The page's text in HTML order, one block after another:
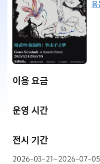
용
이용 요금
운영 시간
전시 기간
2026-03-21~2026-07-05